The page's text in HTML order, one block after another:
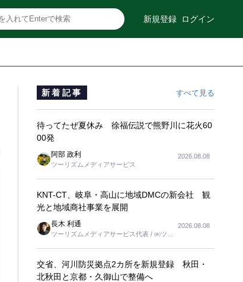
新規登録 ログイン
新着記事 すべて見る
待ってたぜ夏休み 徐福伝説で熊野川に花火60
00発
阿部 政利
ツーリズムメディアサービス
2026.08.08
KNT-CT、岐阜・高山に地域DMCの新会社 観
光と地域商社事業を展開
長木 利通
ツーリズムメディアサービス代表 / ㈱ツー
2026.08.08
交省、河川防災拠点2カ所を新規登録 秋田・
北秋田と京都・久御山で整備へ